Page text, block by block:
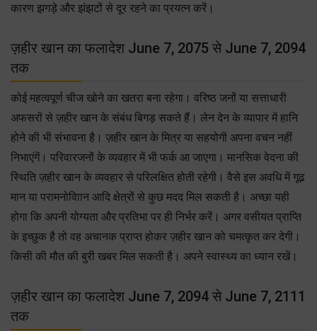
कारण झगड़े और झंझटों से दूर रहने का प्रयत्न करें।
ज़हीर खान का फलादेश June 7, 2075 से June 7, 2094
तक
कोई महत्वपूर्ण चीज खोने का खतरा बना रहेगा। वरिष्ठ जनों या सत्ताधारी
अफसरों से ज़हीर खान के संबंध बिगड़ सकते हैं। लेन देन के व्यापार में हानि
होने की भी संभावना है। ज़हीर खान के मित्र या सहयोगी अपना वचन नहीं
निभाएंगें। परिवारजनों के व्यवहार में भी फर्क आ जाएगा। मानसिक वेदना की
स्थिति ज़हीर खान के व्यवहार से परिलक्षित होती रहेगी। वैसे इस अवधि में गूढ
मान या परामनोविाान आदि क्षेत्रों से कुछ मदद मिल सकती है। अच्छा यही
होगा कि अपनी योग्यता और प्रतिभा पर ही निर्भर करें। अगर वसीयत प्राप्ति
के इच्छुक है तो वह अचानक प्राप्त होकर ज़हीर खान को चमत्कृत कर देगी।
किसी की मौत की बुरी खबर मिल सकती है। अपने स्वास्थ्य का ध्यान रखें।
ज़हीर खान का फलादेश June 7, 2094 से June 7, 2111
तक